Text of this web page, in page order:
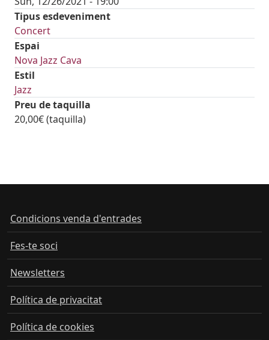
Tipus esdeveniment
Concert
Espai
Nova Jazz Cava
Estil
Jazz
Preu de taquilla
20,00€ (taquilla)
Condicions venda d'entrades
Fes-te soci
Newsletters
Política de privacitat
Política de cookies